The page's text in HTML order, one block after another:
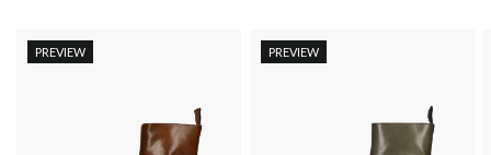
PREVIEW PREVIEW